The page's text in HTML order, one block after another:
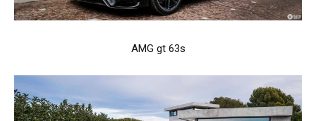
AMG gt 63s